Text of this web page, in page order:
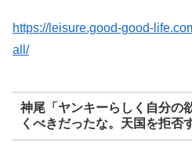
https://leisure.good-good-
all/
神尾「ヤンキーらしく自分の
くべきだったな。天国を拒否